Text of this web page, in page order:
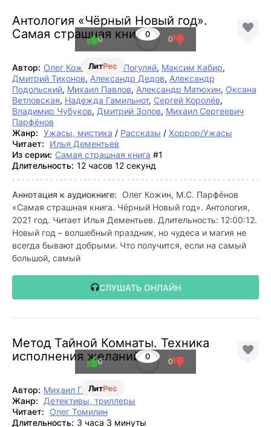
Антология «Чёрный Новый год».
Самая страшная книга
ЛитРес
0
0 0
Автор: Олег Кожин,Юрий Погуляй, Максим Кабир,
Дмитрий Тихонов, Александр Дедов, Александр
Подольский, Михаил Павлов, Александр Матюхин, Оксана
Ветловская, Надежда Гамильнот, Сергей Королёв,
Владимир Чубуков, Дмитрий Золов, Михаил Сергеевич
Парфёнов
Жанр: Ужасы, мистика / Рассказы / Хоррор/Ужасы
Читает:
Илья Дементьев
Из серии: Самая страшная книга #1
Длительность: 12 часов 12 секунд
Аннотация к аудиокниге: Олег Кожин, М.С. Парфёнов
«Самая страшная книга. Чёрный Новый год». Антология,
2021 год. Читает Илья Дементьев. Длительность: 12:00:12.
Новый год – волшебный праздник, но чудеса и магия не
всегда бывают добрыми. Что получится, если на самый
большой, самый
СЛУШАТЬ ОНЛАЙН
Метод Тайной Комнаты. Техника
исполнения желаний
ЛитРес
0
0 0
Автор: Михаил Павлов
Жанр:
Детективы, триллеры
Читает: Олег Томилин
Длительность: 3 часа 3 минуты